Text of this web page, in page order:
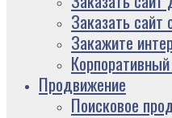
Заказать сайт
Закажите
Продвижение
Поисковое